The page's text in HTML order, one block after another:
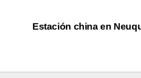
Estación china en